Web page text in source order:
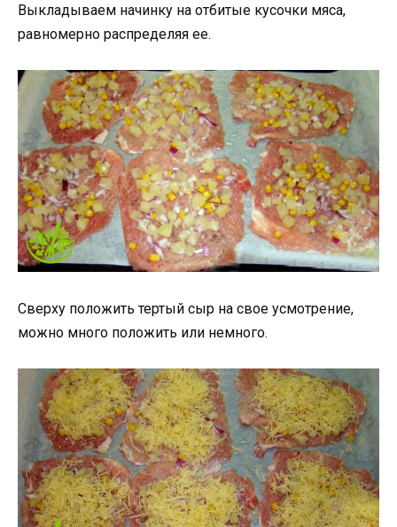
Выкладываем начинку на отбитые кусочки мяса,
равномерно распределяя ее.
Сверху положить тертый сыр на свое усмотрение,
можно много положить или немного.